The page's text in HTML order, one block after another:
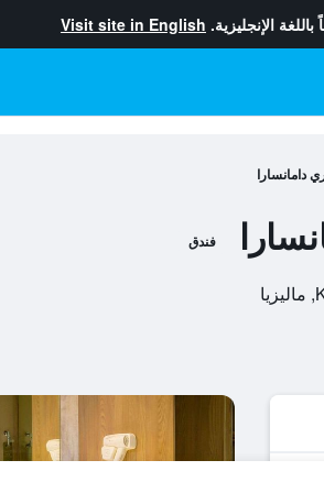
الإنجليزية. Visit site in English
دامانسارا
فندق